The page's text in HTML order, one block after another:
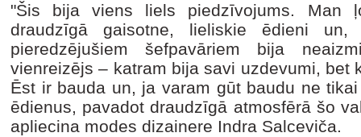
"Šis bija viens liels piedzīvojums. Man
draudzīgā gaisotne, lieliskie ēdieni
pieredzējušiem šefpavāriem bija
vienreizējs – katram bija savi uzdevumi,
Ēst ir bauda un, ja varam gūt baudu ne
ēdienus, pavadot draudzīgā atmosfērā šo
apliecina modes dizainere Indra Salceviča.